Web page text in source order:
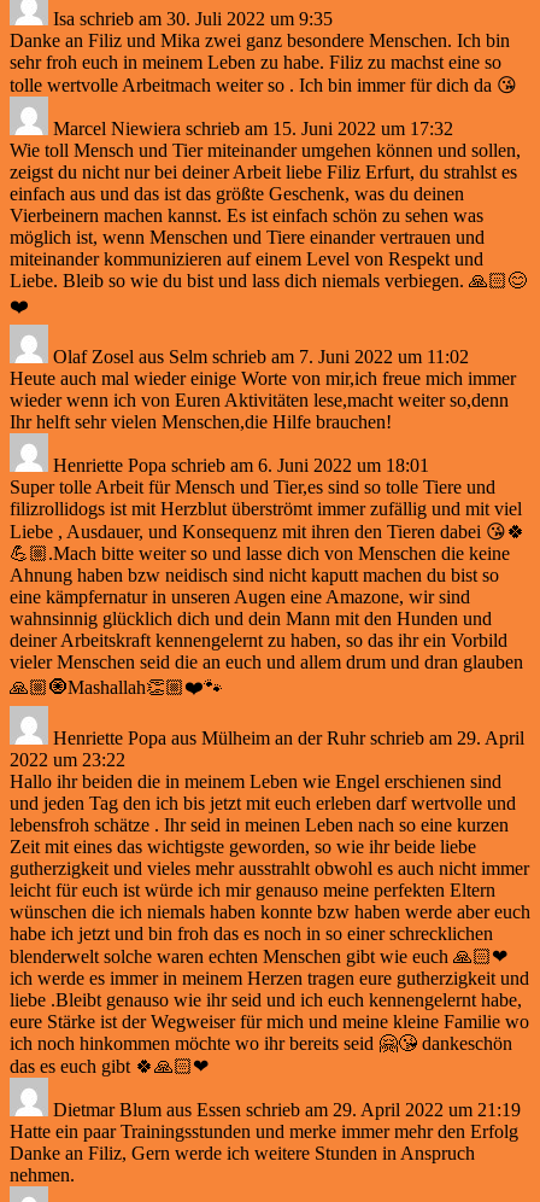
Isa schrieb am 30. Juli 2022 um 9:35
Danke an Filiz und Mika zwei ganz besondere Menschen. Ich bin
sehr froh euch in meinem Leben zu habe. Filiz zu machst eine so
tolle wertvolle Arbeitmach weiter so . Ich bin immer für dich da 😘
Marcel Niewiera schrieb am 15. Juni 2022 um 17:32
Wie toll Mensch und Tier miteinander umgehen können und sollen,
zeigst du nicht nur bei deiner Arbeit liebe Filiz Erfurt, du strahlst es
einfach aus und das ist das größte Geschenk, was du deinen
Vierbeinern machen kannst. Es ist einfach schön zu sehen was
möglich ist, wenn Menschen und Tiere einander vertrauen und
miteinander kommunizieren auf einem Level von Respekt und
Liebe. Bleib so wie du bist und lass dich niemals verbiegen. 🙏🏻😊
❤️
Olaf Zosel aus Selm schrieb am 7. Juni 2022 um 11:02
Heute auch mal wieder einige Worte von mir,ich freue mich immer
wieder wenn ich von Euren Aktivitäten lese,macht weiter so,denn
Ihr helft sehr vielen Menschen,die Hilfe brauchen!
Henriette Popa schrieb am 6. Juni 2022 um 18:01
Super tolle Arbeit für Mensch und Tier,es sind so tolle Tiere und
filizrollidogs ist mit Herzblut überströmt immer zufällig und mit viel
Liebe , Ausdauer, und Konsequenz mit ihren den Tieren dabei 😘🍀
💪🏼.Mach bitte weiter so und lasse dich von Menschen die keine
Ahnung haben bzw neidisch sind nicht kaputt machen du bist so
eine kämpfernatur in unseren Augen eine Amazone, wir sind
wahnsinnig glücklich dich und dein Mann mit den Hunden und
deiner Arbeitskraft kennengelernt zu haben, so das ihr ein Vorbild
vieler Menschen seid die an euch und allem drum und dran glauben
🙏🏼🧿Mashallah👏🏼❤️🐾
Henriette Popa aus Mülheim an der Ruhr schrieb am 29. April
2022 um 23:22
Hallo ihr beiden die in meinem Leben wie Engel erschienen sind
und jeden Tag den ich bis jetzt mit euch erleben darf wertvolle und
lebensfroh schätze . Ihr seid in meinen Leben nach so eine kurzen
Zeit mit eines das wichtigste geworden, so wie ihr beide liebe
gutherzigkeit und vieles mehr ausstrahlt obwohl es auch nicht immer
leicht für euch ist würde ich mir genauso meine perfekten Eltern
wünschen die ich niemals haben konnte bzw haben werde aber euch
habe ich jetzt und bin froh das es noch in so einer schrecklichen
blenderwelt solche waren echten Menschen gibt wie euch 🙏🏻❤
ich werde es immer in meinem Herzen tragen eure gutherzigkeit und
liebe .Bleibt genauso wie ihr seid und ich euch kennengelernt habe,
eure Stärke ist der Wegweiser für mich und meine kleine Familie wo
ich noch hinkommen möchte wo ihr bereits seid 🤗😘 dankeschön
das es euch gibt 🍀🙏🏻❤
Dietmar Blum aus Essen schrieb am 29. April 2022 um 21:19
Hatte ein paar Trainingsstunden und merke immer mehr den Erfolg
Danke an Filiz, Gern werde ich weitere Stunden in Anspruch
nehmen.